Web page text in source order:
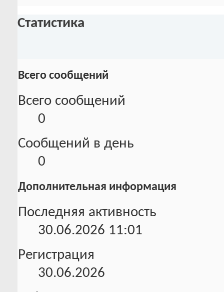
Статистика
Всего сообщений
Всего сообщений
0
Сообщений в день
0
Дополнительная информация
Последняя активность
30.06.2026 11:01
Регистрация
30.06.2026